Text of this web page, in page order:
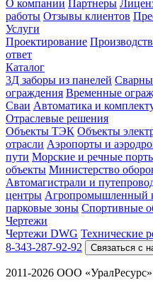
О компании Партнеры
работы Отзывы клиентов
Услуги
Проектирование
ответ
Каталог
3Д заборы из панелей
ограждения Временные
Cваи Автоматика и
Отраслевые решения
Объекты ТЭК Объекты
отрасли Аэропорты и
пути Морские и речные
объекты Министерство
Автомагистрали и
центры Агропромышленный
парковые зоны Спортивные
Чертежи
Чертежи DWG Технические
8-343-287-92-92
Связаться с
2011-2026 ООО «УралРесурс»